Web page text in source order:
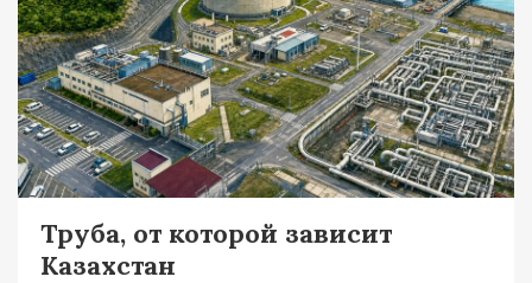
Труба, от которой зависит
Казахстан